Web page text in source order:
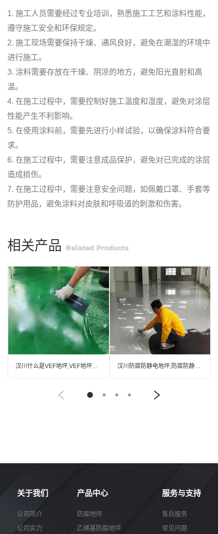
1. 施工人员需要经过专业培训，熟悉施工工艺和涂料性能，
遵守施工安全和环保规定。
2. 施工现场需要保持干燥、通风良好，避免在潮湿的环境中
进行施工。
3. 涂料需要存放在干燥、阴凉的地方，避免阳光直射和高
温。
4. 在施工过程中，需要控制好施工温度和湿度，避免对涂层
性能产生不利影响。
5. 在使用涂料前，需要先进行小样试验，以确保涂料符合要
求。
6. 在施工过程中，需要注意成品保护，避免对已完成的涂层
造成损伤。
7. 在施工过程中，需要注意安全问题，如佩戴口罩、手套等
防护用品，避免涂料对皮肤和呼吸道的刺激和伤害。
相关产品 Related Products
汉川什么是VEF地坪,VEF地坪厂家 汉川防腐防静电地坪,防腐防静电自流平地坪
关于我们
公司简介
公司实力
产品中心
防腐地坪
乙烯基防腐地坪
服务与支持
售后服务
常见问题